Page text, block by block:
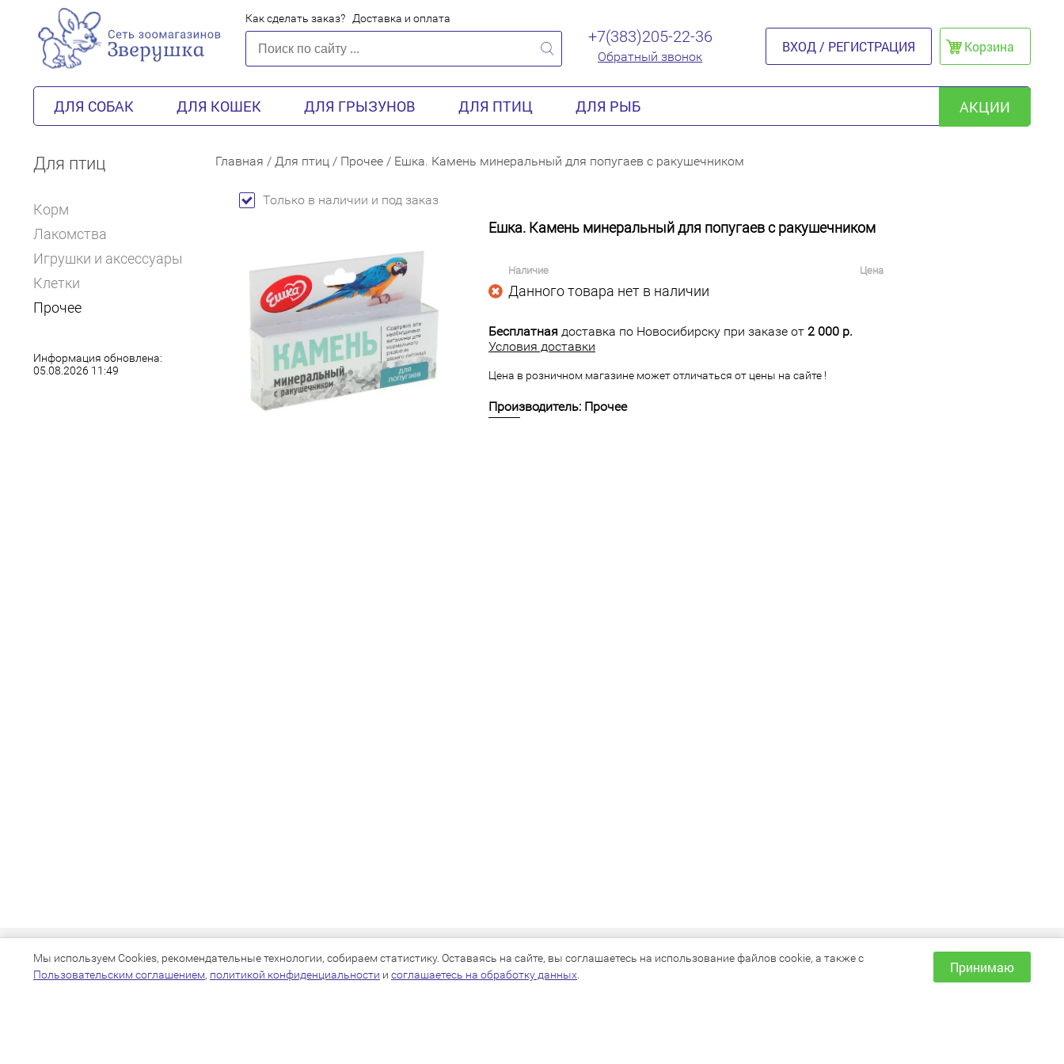
Как сделать заказ? Доставка и оплата
+7(383)205-22-36
Обратный звонок
ВХОД / РЕГИСТРАЦИЯ Корзина
ДЛЯ СОБАК ДЛЯ КОШЕК ДЛЯ ГРЫЗУНОВ ДЛЯ ПТИЦ ДЛЯ РЫБ АКЦИИ
Для птиц
Корм
Лакомства
Игрушки и аксессуары
Клетки
Прочее
Информация обновлена:
05.08.2026 11:49
Главная / Для птиц / Прочее / Ешка. Камень минеральный для попугаев с ракушечником
Только в наличии и под заказ
Ешка. Камень минеральный для попугаев с ракушечником
Наличие Цена
Данного товара нет в наличии
Бесплатная доставка по Новосибирску при заказе от 2 000 р.
Условия доставки
Цена в розничном магазине может отличаться от цены на сайте !
Производитель: Прочее
КАТАЛОГ
Для собак
ИНФОРМАЦИЯ
Как сделать заказ?
Мы используем Cookies, рекомендательные технологии, собираем статистику. Оставаясь на сайте, вы соглашаетесь на использование файлов cookie, а также с
Пользовательским соглашением, политикой конфиденциальности и соглашаетесь на обработку данных Принимаю